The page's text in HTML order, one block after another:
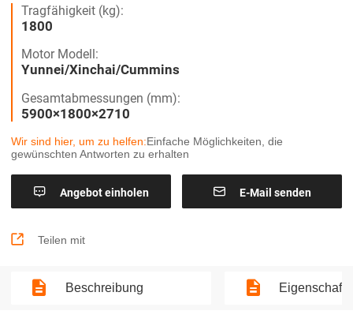
Tragfähigkeit (kg):
1800
Motor Modell:
Yunnei/Xinchai/Cummins
Gesamtabmessungen (mm):
5900×1800×2710
Wir sind hier, um zu helfen:Einfache Möglichkeiten, die
gewünschten Antworten zu erhalten
 Angebot einholen  E-Mail senden
 Teilen mit
Beschreibung